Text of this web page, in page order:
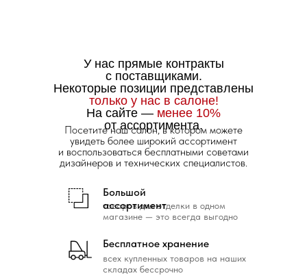
всех купленных товаров на наших
складах бессрочно
Бесплатное хранение
товаров для отделки в одном
магазине — это всегда выгодно
Большой
ассортимент
У нас прямые контракты
с поставщиками.
Некоторые позиции представлены
только у нас в салоне!
На сайте — менее 10%
от ассортимента.
Посетите наш салон, в котором можете
увидеть более широкий ассортимент
и воспользоваться бесплатными советами
дизайнеров и технических специалистов.